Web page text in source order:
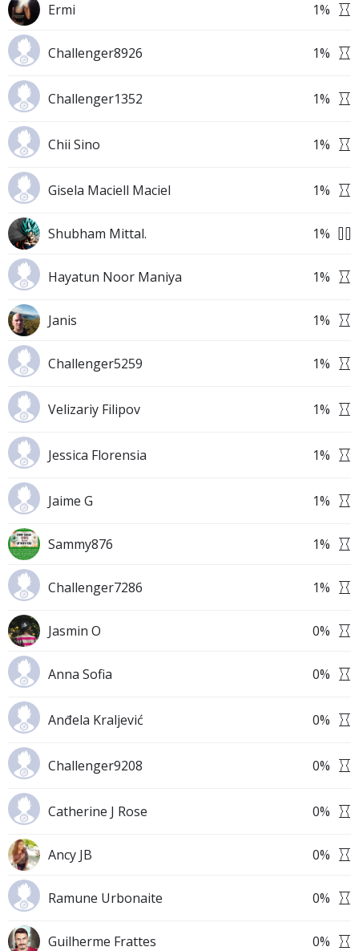
Ermi 1%
Challenger8926 1%
Challenger1352 1%
Chii Sino 1%
Gisela Maciell Maciel 1%
Shubham Mittal. 1%
Hayatun Noor Maniya 1%
Janis 1%
Challenger5259 1%
Velizariy Filipov 1%
Jessica Florensia 1%
Jaime G 1%
Sammy876 1%
Challenger7286 1%
Jasmin O 0%
Anna Sofia 0%
Anđela Kraljević 0%
Challenger9208 0%
Catherine J Rose 0%
Ancy JB 0%
Ramune Urbonaite 0%
Guilherme Frattes 0%